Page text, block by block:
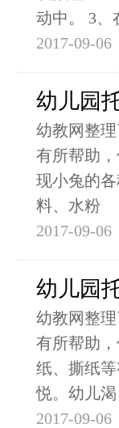
动中。 3、
2017-09-06
幼儿园
幼教网整
有所帮助
现小兔的
料、水粉
2017-09-06
幼儿园
幼教网整
有所帮助
纸、撕纸
悦。幼儿渴
2017-09-06